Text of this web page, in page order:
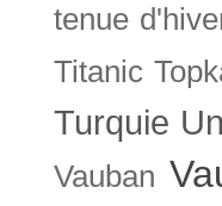
tenue
Titanic
Turquie
Vauban